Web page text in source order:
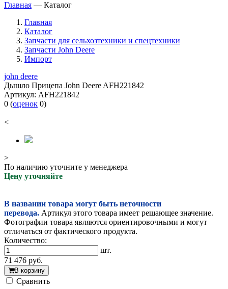
Главная — Каталог
Главная
Каталог
Запчасти для сельхозтехники и спецтехники
Запчасти John Deere
Импорт
john deere
Дышло Прицепа John Deere AFH221842
Артикул: AFH221842
0 (оценок 0)
<
>
По наличию уточните у менеджера
Цену уточняйте
В названии товара могут быть неточности
перевода. Артикул этого товара имеет решающее значение.
Фотографии товара являются ориентировочными и могут
отличаться от фактического продукта.
Количество:
шт.
71 476 руб.
В корзину
Cравнить